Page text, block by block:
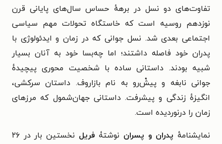
تفاوت‌های دو نسل در برههٔ حساس سال‌های پایانی قرن
نوزدهم روسیه است که خاستگاه تحولات مهم سیاسی
اجتماعی بعدی شد. نسل جوانی که در زمان و ایدئولوژی با
پدران خود فاصله داشتند؛ اما چه‌بسا خود به آنان بسیار
شبیه بودند. داستانی ساده با شخصیت محوری پیچیدهٔ
جوانی نابغه و پیش‌ْرو به نام بازاروف. داستان سرکشی،
انگیزهٔ زندگی و پیشرفت. داستانی جهان‌شمول که مرزهای
زمان را درنوردیده است.
نمایشنامهٔ پدران و پسران نوشتۀ فریل
نخستین بار در ۲۶